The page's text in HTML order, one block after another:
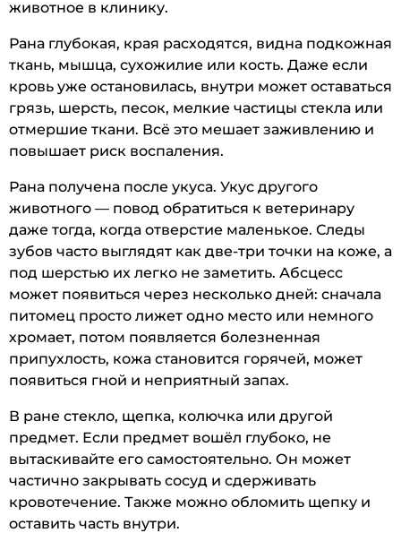
животное в клинику.
Рана глубокая, края расходятся, видна подкожная
ткань, мышца, сухожилие или кость. Даже если
кровь уже остановилась, внутри может оставаться
грязь, шерсть, песок, мелкие частицы стекла или
отмершие ткани. Всё это мешает заживлению и
повышает риск воспаления.
Рана получена после укуса. Укус другого
животного — повод обратиться к ветеринару
даже тогда, когда отверстие маленькое. Следы
зубов часто выглядят как две-три точки на коже, а
под шерстью их легко не заметить. Абсцесс
может появиться через несколько дней: сначала
питомец просто лижет одно место или немного
хромает, потом появляется болезненная
припухлость, кожа становится горячей, может
появиться гной и неприятный запах.
В ране стекло, щепка, колючка или другой
предмет. Если предмет вошёл глубоко, не
вытаскивайте его самостоятельно. Он может
частично закрывать сосуд и сдерживать
кровотечение. Также можно обломить щепку и
оставить часть внутри.